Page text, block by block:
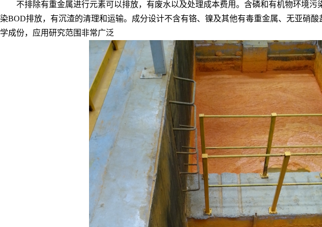
不排除有重金属进行元素可以排放，有废水以及处理成本费用。含磷和有机物环境污
染BOD排放，有沉渣的清理和运输。成分设计不含有铬、镍及其他有毒重金属、无亚硝
学成份，应用研究范围非常广泛